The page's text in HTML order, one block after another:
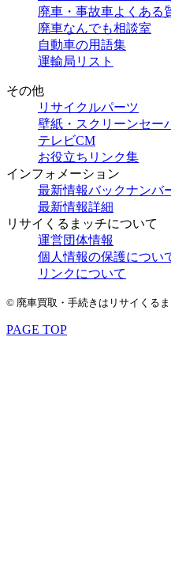
廃車・事故車よくある
廃車なんでも相談室
自動車の用語集
運輸局リスト
その他
リサイクルパーツ
壁紙・スクリーンセー
テレビCM
お役立ちリンク集
インフォメーション
最新情報バックナンバ
最新情報詳細
リサイくるまッチについて
運営団体情報
個人情報の保護につい
リンクについて
© 廃車買取・手続きはリサイくるま
PAGE TOP